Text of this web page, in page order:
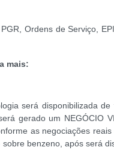
PGR, Ordens de Serviço,
mais:
será disponibilizada
gerado um NEGÓCIO
as negociações
benzeno, após será